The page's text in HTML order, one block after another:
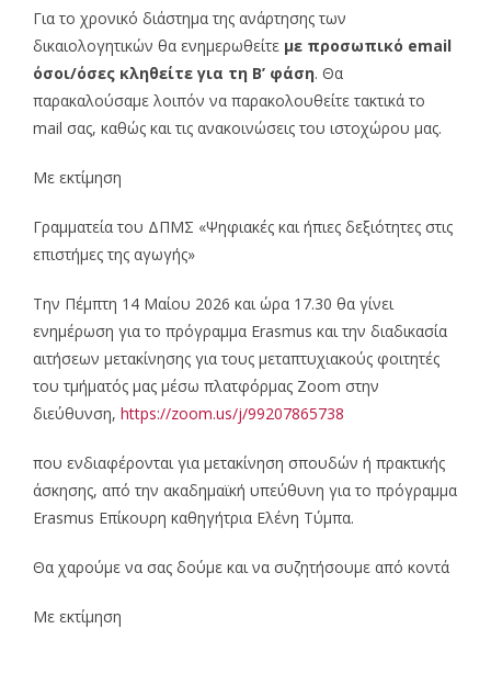
Για το χρονικό διάστημα της ανάρτησης των
δικαιολογητικών θα ενημερωθείτε με προσωπικό email
όσοι/όσες κληθείτε για τη Β’ φάση. Θα
παρακαλούσαμε λοιπόν να παρακολουθείτε τακτικά το
mail σας, καθώς και τις ανακοινώσεις του ιστοχώρου μας.
Με εκτίμηση
Γραμματεία του ΔΠΜΣ «Ψηφιακές και ήπιες δεξιότητες στις
επιστήμες της αγωγής»
Την Πέμπτη 14 Μαίου 2026 και ώρα 17.30 θα γίνει
ενημέρωση για το πρόγραμμα Erasmus και την διαδικασία
αιτήσεων μετακίνησης για τους μεταπτυχιακούς φοιτητές
του τμήματός μας μέσω πλατφόρμας Zoom στην
διεύθυνση, https://zoom.us/j/99207865738
που ενδιαφέρονται για μετακίνηση σπουδών ή πρακτικής
άσκησης, από την ακαδημαϊκή υπεύθυνη για το πρόγραμμα
Erasmus Επίκουρη καθηγήτρια Ελένη Τύμπα.
Θα χαρούμε να σας δούμε και να συζητήσουμε από κοντά
Με εκτίμηση